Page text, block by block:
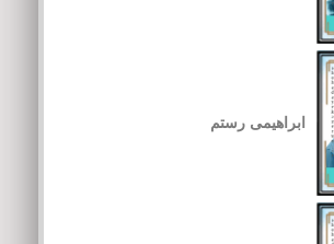
ابراهیمی رستم